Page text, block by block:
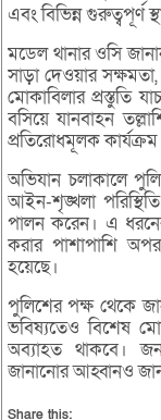
এবং বিভিন্ন গুরুত্বপূর্ণ
মডেল থানার ওসি
সাড়া দেওয়ার
মোকাবিলার প্রস্তুতি
বসিয়ে যানবাহন
প্রতিরোধমূলক
অভিযান চলাকালে
আইন-শৃঙ্খলা পরিস্থিতি
পালন করেন। এ ধরনের
করার পাশাপাশি
হয়েছে।
পুলিশের পক্ষ থেকে
ভবিষ্যতেও বিশেষ
অব্যাহত থাকবে।
জানানোর আহ্বানও
Share this: